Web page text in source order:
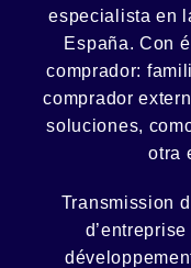
especialista en
España. Con
comprador:
comprador
soluciones,
otra
Transmission